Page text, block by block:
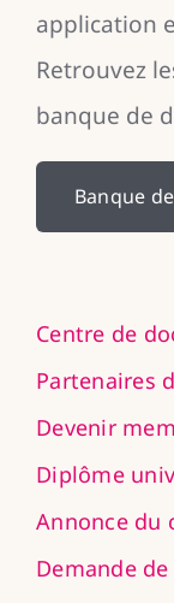
application
Retrouvez
banque de
Banque
Centre de
Partenaires
Devenir
Diplôme
Annonce du
Demande